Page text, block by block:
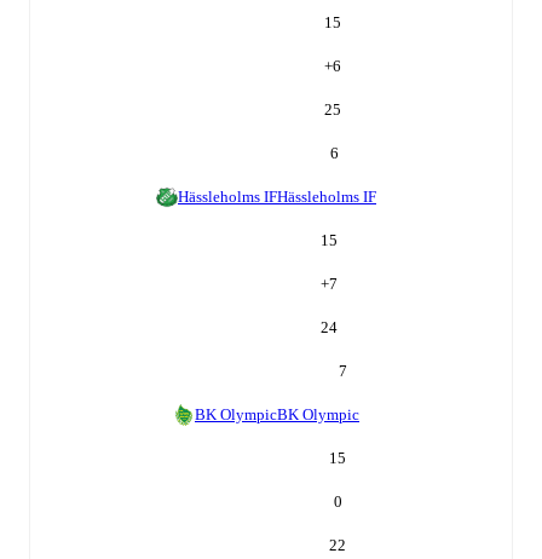
15
+6
25
6
Hässleholms IFHässleholms IF
15
+7
24
7
BK OlympicBK Olympic
15
0
22